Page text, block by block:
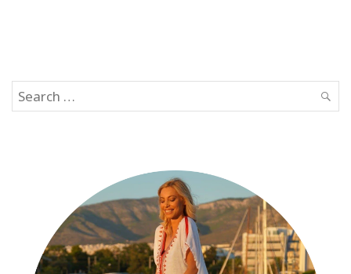
Search
for: